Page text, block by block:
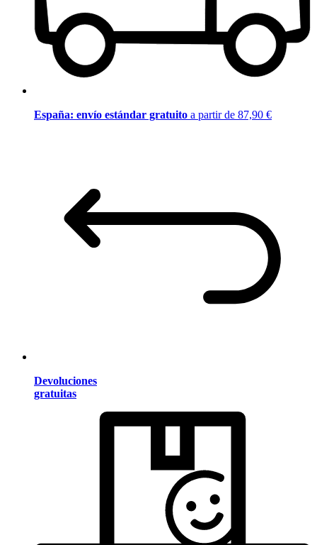
España: envío estándar gratuito a partir de 87,90 €
Devoluciones
gratuitas